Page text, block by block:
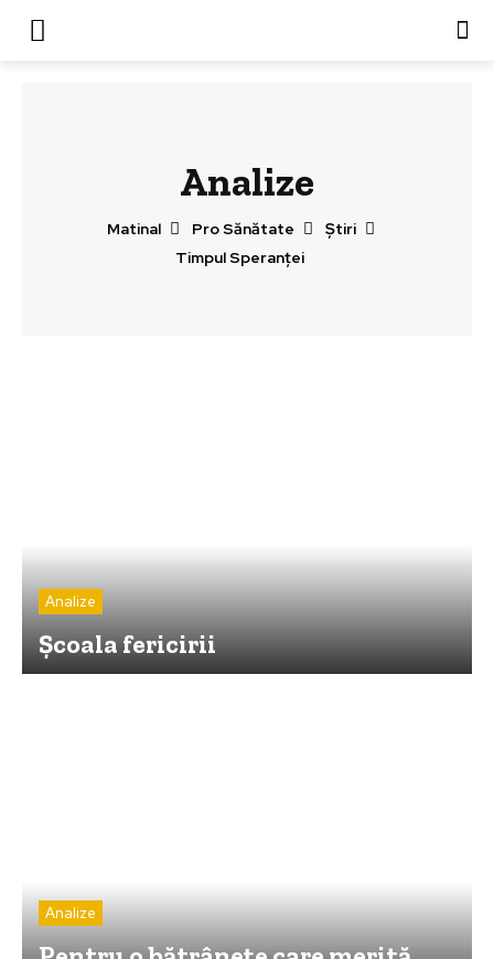
Analize
Matinal Pro Sănătate
Știri
Timpul Speranței
Analize
Şcoala fericirii
Analize